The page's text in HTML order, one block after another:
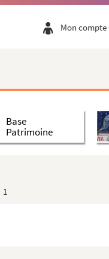
Mon compte
Base
Patrimoine
1